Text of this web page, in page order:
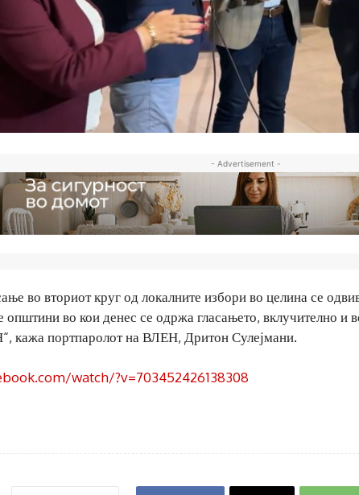
- Advertisement -
во вториот круг од локалните избори во целина се
општини во кои денес се одржа гласањето, вклучително и
кажа портпаролот на ВЛЕН, Дритон Сулејмани.
watch/?v=703452426138308